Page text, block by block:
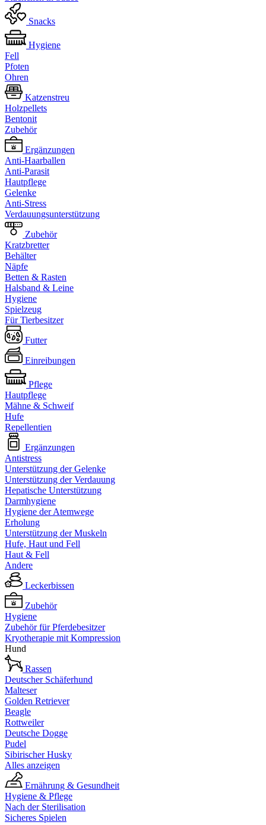
Snacks
Hygiene
Fell
Pfoten
Ohren
Katzenstreu
Holzpellets
Bentonit
Zubehör
Ergänzungen
Anti-Haarballen
Anti-Parasit
Hautpflege
Gelenke
Anti-Stress
Verdauungsunterstützung
Zubehör
Kratzbretter
Behälter
Näpfe
Betten & Rasten
Halsband & Leine
Hygiene
Spielzeug
Für Tierbesitzer
Futter
Einreibungen
Pflege
Hautpflege
Mähne & Schweif
Hufe
Repellentien
Ergänzungen
Antistress
Unterstützung der Gelenke
Unterstützung der Verdauung
Hepatische Unterstützung
Darmhygiene
Hygiene der Atemwege
Erholung
Unterstützung der Muskeln
Hufe, Haut und Fell
Haut & Fell
Andere
Leckerbissen
Zubehör
Hygiene
Zubehör für Pferdebesitzer
Kryotherapie mit Kompression
Hund
Rassen
Deutscher Schäferhund
Malteser
Golden Retriever
Beagle
Rottweiler
Deutsche Dogge
Pudel
Sibirischer Husky
Alles anzeigen
Ernährung & Gesundheit
Hygiene & Pflege
Nach der Sterilisation
Sicheres Spielen